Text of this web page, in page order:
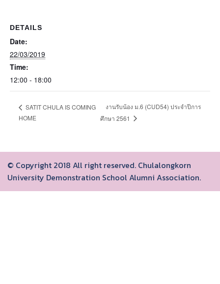
DETAILS
Date:
22/03/2019
Time:
12:00 - 18:00
SATIT CHULA IS COMING
HOME
งานรับน้อง ม.6 (CUD54) ประจำปีการ
ศึกษา 2561
© Copyright 2018 All right reserved. Chulalongkorn
University Demonstration School Alumni Association.